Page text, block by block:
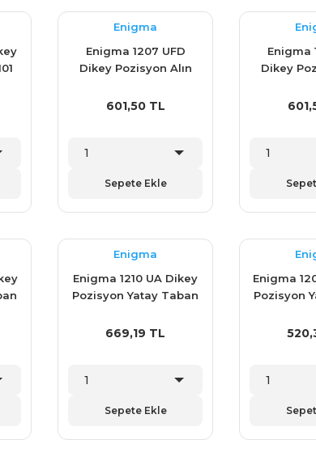
Enigma
Enigma 1207 UFD
Dikey Pozisyon Alın
(1103 P)
601,50 TL
Sepete Ekle
Enigma
Dikey
Enigma
Enigma 1210 UA Dikey
Pozisyon Yatay Taban
669,19 TL
Sepete Ekle
Enigma
Pozisyon